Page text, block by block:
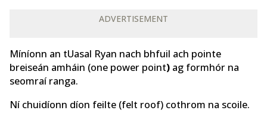
ADVERTISEMENT
Míníonn an tUasal Ryan nach bhfuil ach pointe
breiseán amháin (one power point) ag formhór na
seomraí ranga.
Ní chuidíonn díon feilte (felt roof) cothrom na scoile.